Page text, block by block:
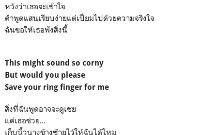
หวังว่าเธอจะเข้าใจ
คำพูดแสนเรียบง่ายแต่เปี่ยมไปด้วยความจริงใจ
ฉันขอให้เธอฟังสิ่งนี้
This might sound so corny
But would you please
Save your ring finger for me
สิ่งที่ฉันพูดอาจจะดูเชย
แต่เธอช่วย...
เก็บนิ้วนางข้างซ้ายไว้ให้ฉันได้ไหม